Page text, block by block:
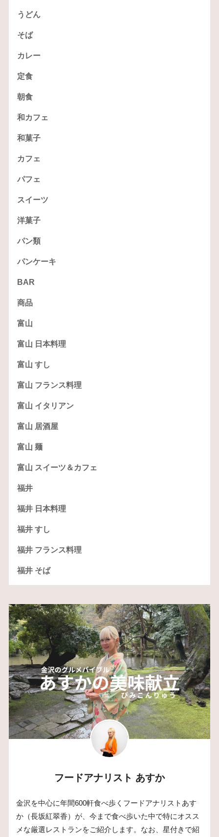
うどん
そば
カレー
定食
朝食
和カフェ
和菓子
カフェ
パフェ
スイーツ
洋菓子
パン類
パンケーキ
BAR
商品
富山
富山 日本料理
富山 すし
富山 フランス料理
富山 イタリアン
富山 居酒屋
富山 麺
富山 スイーツ＆カフェ
福井
福井 日本料理
福井 すし
福井 フランス料理
福井 そば
フードアナリスト あすか
金沢を中心に年間600軒食べ歩くフードアナリストあす
か（長坂紅翠香）が、今まで食べ歩いた中で特にオスス
メな厳選レストランをご紹介します。なお、星付きで紹